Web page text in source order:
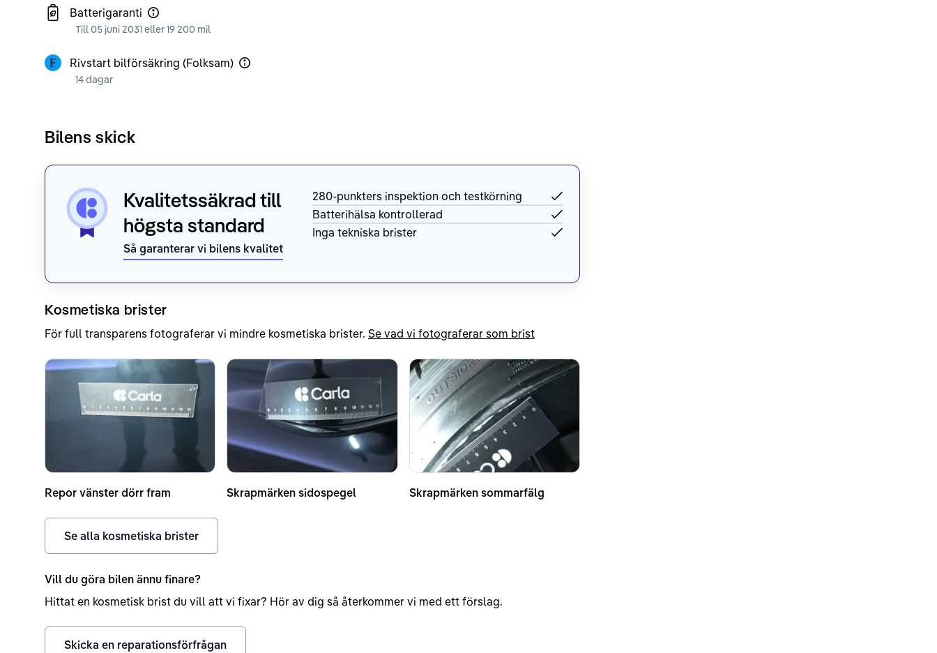
Batterigaranti
Till 05 juni 2031 eller 19 200 mil
Rivstart bilförsäkring (Folksam)
14 dagar
Bilens skick
Kvalitetssäkrad till
högsta standard
Så garanterar vi bilens kvalitet
280-punkters inspektion och testkörning
Batterihälsa kontrollerad
Inga tekniska brister
Kosmetiska brister
För full transparens fotograferar vi mindre kosmetiska brister. Se vad vi fotograferar som brist
Repor vänster dörr fram Skrapmärken sidospegel Skrapmärken sommarfälg
Se alla kosmetiska brister
Vill du göra bilen ännu finare?
Hittat en kosmetisk brist du vill att vi fixar? Hör av dig så återkommer vi med ett förslag.
Skicka en reparationsförfrågan